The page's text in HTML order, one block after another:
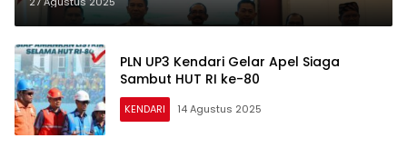
PLN UP3 Kendari Gelar Apel Siaga
Sambut HUT RI ke-80
KENDARI 14 Agustus 2025